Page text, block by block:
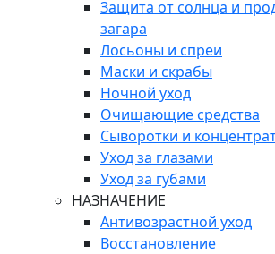
Защита от солнца и
загара
Лосьоны и спреи
Маски и скрабы
Ночной уход
Очищающие средства
Сыворотки и
Уход за глазами
Уход за губами
НАЗНАЧЕНИЕ
Антивозрастной уход
Восстановление